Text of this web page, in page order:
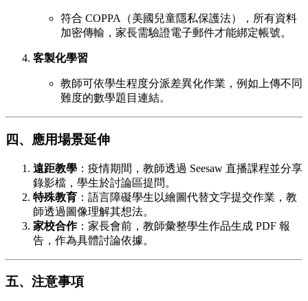
符合 COPPA（美國兒童隱私保護法），所有資料
加密傳輸，家長需驗證電子郵件才能綁定帳號。
客製化學習
教師可依學生程度分派差異化作業，例如上傳不同
難度的數學題目連結。
四、應用場景延伸
遠距教學 ：疫情期間，教師透過 Seesaw 直播課程並分享
錄影檔，學生於討論區提問。
特殊教育 ：語言障礙學生以繪圖代替文字提交作業，教
師透過圖像理解其想法。
家校合作：家長會前，教師彙整學生作品生成 PDF 報
告，作為具體討論依據。
五、注意事項